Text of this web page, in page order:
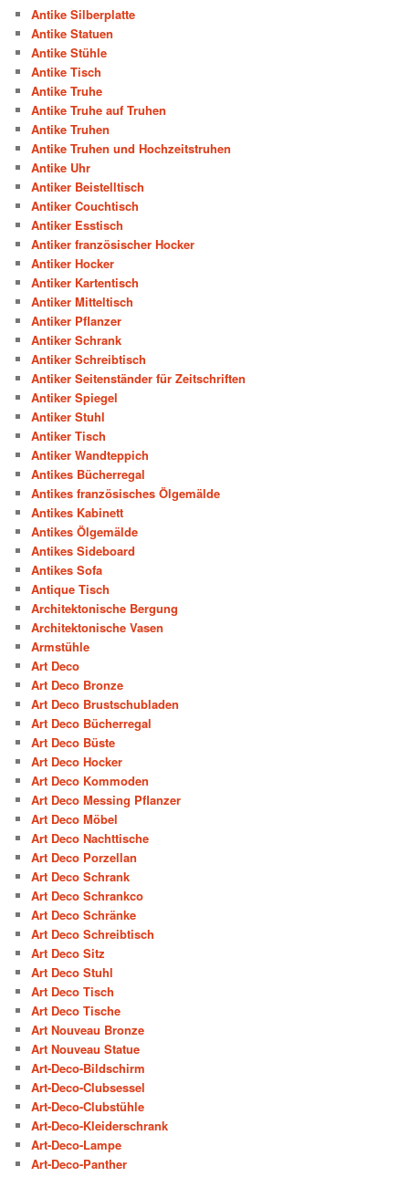
Antike Silberplatte
Antike Statuen
Antike Stühle
Antike Tisch
Antike Truhe
Antike Truhe auf Truhen
Antike Truhen
Antike Truhen und Hochzeitstruhen
Antike Uhr
Antiker Beistelltisch
Antiker Couchtisch
Antiker Esstisch
Antiker französischer Hocker
Antiker Hocker
Antiker Kartentisch
Antiker Mitteltisch
Antiker Pflanzer
Antiker Schrank
Antiker Schreibtisch
Antiker Seitenständer für Zeitschriften
Antiker Spiegel
Antiker Stuhl
Antiker Tisch
Antiker Wandteppich
Antikes Bücherregal
Antikes französisches Ölgemälde
Antikes Kabinett
Antikes Ölgemälde
Antikes Sideboard
Antikes Sofa
Antique Tisch
Architektonische Bergung
Architektonische Vasen
Armstühle
Art Deco
Art Deco Bronze
Art Deco Brustschubladen
Art Deco Bücherregal
Art Deco Büste
Art Deco Hocker
Art Deco Kommoden
Art Deco Messing Pflanzer
Art Deco Möbel
Art Deco Nachttische
Art Deco Porzellan
Art Deco Schrank
Art Deco Schrankco
Art Deco Schränke
Art Deco Schreibtisch
Art Deco Sitz
Art Deco Stuhl
Art Deco Tisch
Art Deco Tische
Art Nouveau Bronze
Art Nouveau Statue
Art-Deco-Bildschirm
Art-Deco-Clubsessel
Art-Deco-Clubstühle
Art-Deco-Kleiderschrank
Art-Deco-Lampe
Art-Deco-Panther